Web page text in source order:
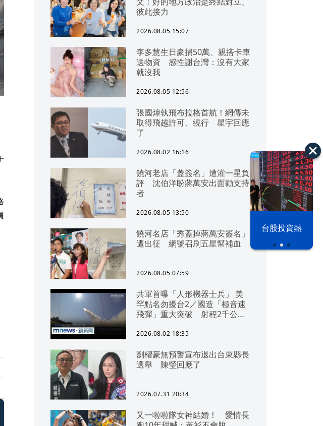
之下
台股投資熱
彼此接力
2026.08.05 15:07
李多慧生日豪捐50萬、親搭卡車
送物資 感性謝台灣：沒有大家
就沒我
2026.08.05 12:56
張國煒執飛布拉格首航！網傳未
取得飛越許可、繞行 星宇回應
了
2026.08.02 16:16
饒河老店「蓋簽名」遭灌一星負
評 沈伯洋盼蔣萬安出面勸支持
者
2026.08.05 13:50
饒河名店「秀蓋掉蔣萬安簽名」
遭出征 網號召刷五星幫補血
2026.08.05 07:59
共軍首曝「人形機器士兵」 美
罕點名勿擾台2／國造「極音速
飛彈」重大突破 射程2千公里
2026.08.02 18:35
劉櫂豪無預警宣布退出台東縣長
選舉 陳瑩回應了
2026.07.31 20:34
又一啦啦隊女神結婚！ 愛情長